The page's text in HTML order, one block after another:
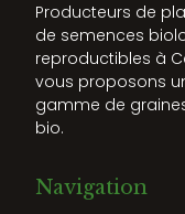
Producteurs de
de semences
reproductibles à
vous proposons
gamme de
bio.
Navigation